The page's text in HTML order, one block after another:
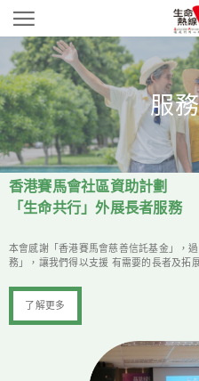
服
香港賽馬會社區資助計劃
「生命共行」外展長者服務
本會感謝「香港賽馬會慈善信託基金」，
務」，讓我們得以支援 有需要的長者及拓
了解更多